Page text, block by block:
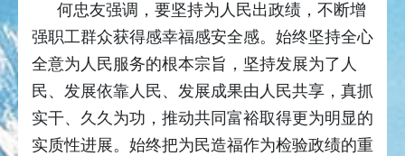
何忠友强调，要坚持为人民出政绩，不断增
强职工群众获得感幸福感安全感。始终坚持全心
全意为人民服务的根本宗旨，坚持发展为了人
民、发展依靠人民、发展成果由人民共享，真抓
实干、久久为功，推动共同富裕取得更为明显的
实质性进展。始终把为民造福作为检验政绩的重